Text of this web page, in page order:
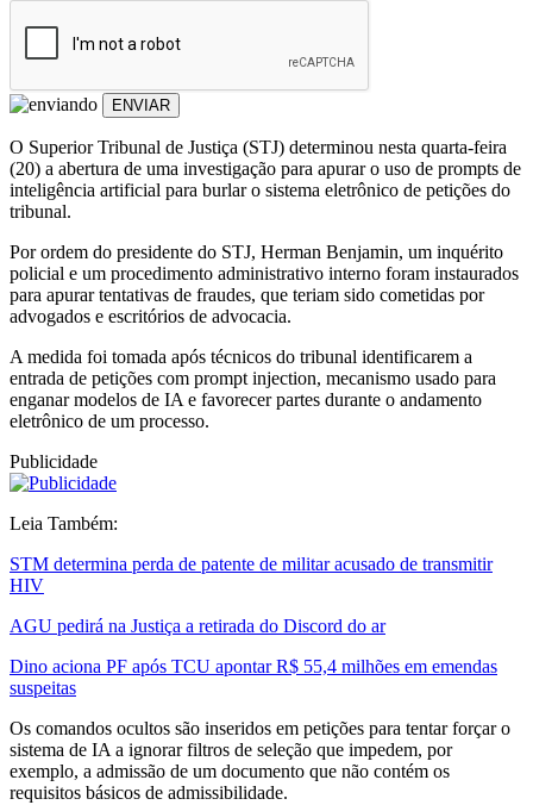
ENVIAR
O Superior Tribunal de Justiça (STJ) determinou nesta quarta-feira
(20) a abertura de uma investigação para apurar o uso de prompts de
inteligência artificial para burlar o sistema eletrônico de petições do
tribunal.
Por ordem do presidente do STJ, Herman Benjamin, um inquérito
policial e um procedimento administrativo interno foram instaurados
para apurar tentativas de fraudes, que teriam sido cometidas por
advogados e escritórios de advocacia.
A medida foi tomada após técnicos do tribunal identificarem a
entrada de petições com prompt injection, mecanismo usado para
enganar modelos de IA e favorecer partes durante o andamento
eletrônico de um processo.
Publicidade
Leia Também:
STM determina perda de patente de militar acusado de transmitir
HIV
AGU pedirá na Justiça a retirada do Discord do ar
Dino aciona PF após TCU apontar R$ 55,4 milhões em emendas
suspeitas
Os comandos ocultos são inseridos em petições para tentar forçar o
sistema de IA a ignorar filtros de seleção que impedem, por
exemplo, a admissão de um documento que não contém os
requisitos básicos de admissibilidade.